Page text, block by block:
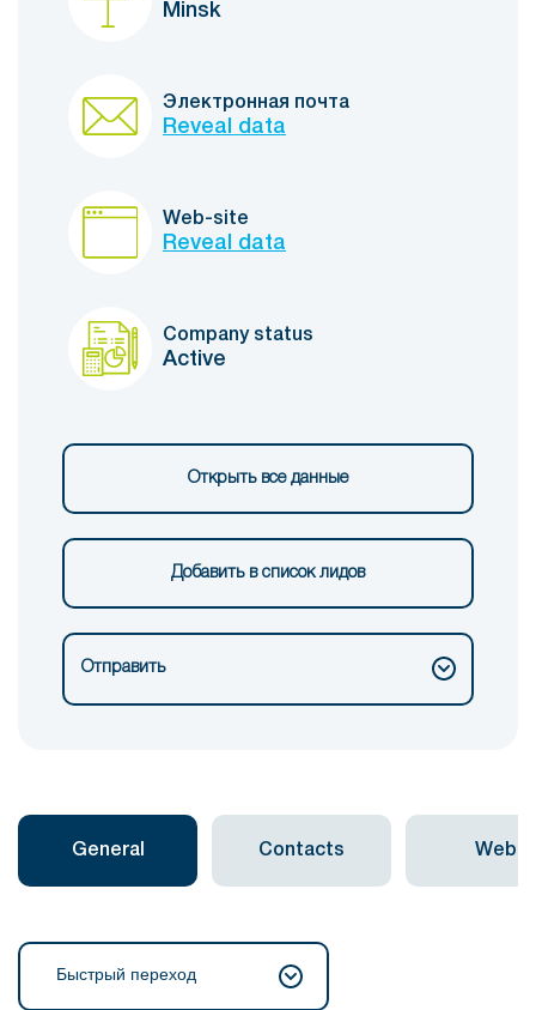
Minsk
Электронная почта
Reveal data
Web-site
Reveal data
Company status
Active
Открыть все данные
Добавить в список лидов
Отправить
General Contacts Web
Быстрый переход